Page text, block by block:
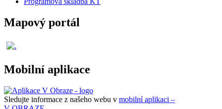
Mapový portál
Mobilní aplikace
Sledujte informace z našeho webu v mobilní aplikaci –